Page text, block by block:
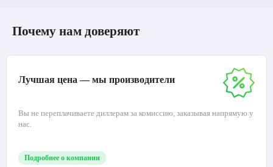
Почему нам доверяют
Лучшая цена — мы производители
Вы не переплачиваете диллерам за комиссию, заказывая напрямую у
нас.
Подробнее о компании